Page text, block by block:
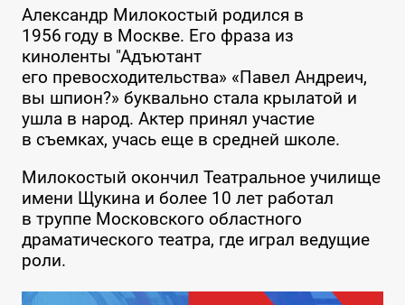
Александр Милокостый родился в
1956 году в Москве. Его фраза из
киноленты "Адъютант
его превосходительства» «Павел Андреич,
вы шпион?» буквально стала крылатой и
ушла в народ. Актер принял участие
в съемках, учась еще в средней школе.
Милокостый окончил Театральное училище
имени Щукина и более 10 лет работал
в труппе Московского областного
драматического театра, где играл ведущие
роли.